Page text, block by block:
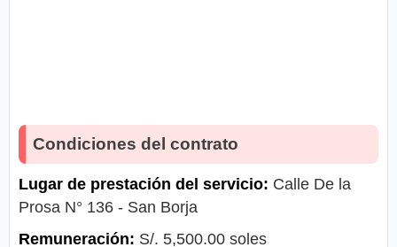
Condiciones del contrato
Lugar de prestación del servicio: Calle De la
Prosa N° 136 - San Borja
Remuneración: S/. 5,500.00 soles